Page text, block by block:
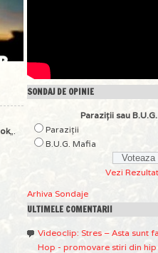
„.
SONDAJ DE OPINIE
Paraziţii sau
Paraziţii
B.U.G. Mafia
Vezi
Arhiva Sondaje
ULTIMELE COMENTARII
Videoclip: Stres – Asta sunt
Hop - promovare stiri din